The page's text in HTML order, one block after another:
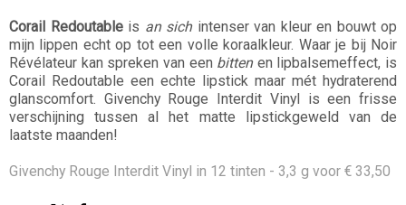
Corail Redoutableis an sichintenser van kleur en bouwt op
mijn lippen echt op tot een volle koraalkleur. Waar je bij Noir
Révélateur kan spreken van een bittenen lipbalsemeffect, is
Corail Redoutable een echte lipstick maar mét hydraterend
glanscomfort. Givenchy Rouge Interdit Vinyl is een frisse
verschijning tussen al het matte lipstickgeweld van de
laatste maanden!
Givenchy Rouge Interdit Vinyl in 12 tinten - 3,3 g voor € 33,50